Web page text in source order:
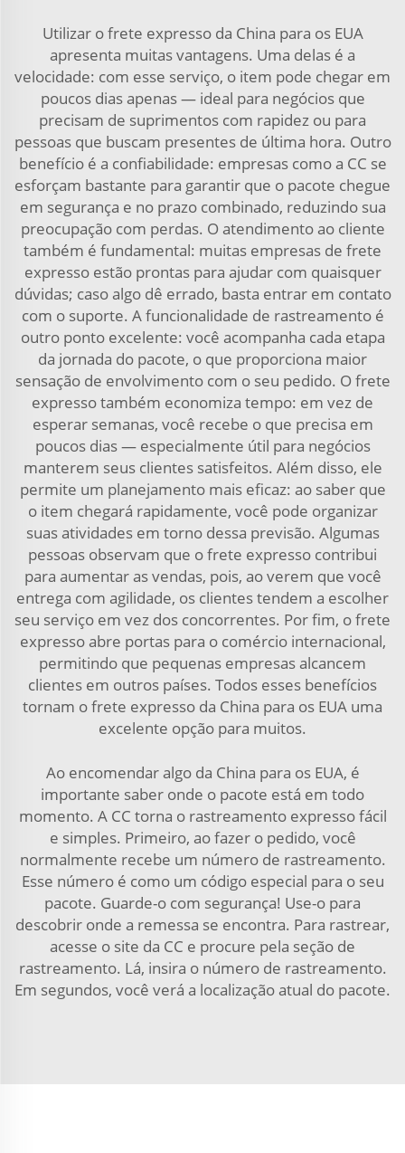
Utilizar o frete expresso da China para os EUA
apresenta muitas vantagens. Uma delas é a
velocidade: com esse serviço, o item pode chegar em
poucos dias apenas — ideal para negócios que
precisam de suprimentos com rapidez ou para
pessoas que buscam presentes de última hora. Outro
benefício é a confiabilidade: empresas como a CC se
esforçam bastante para garantir que o pacote chegue
em segurança e no prazo combinado, reduzindo sua
preocupação com perdas. O atendimento ao cliente
também é fundamental: muitas empresas de frete
expresso estão prontas para ajudar com quaisquer
dúvidas; caso algo dê errado, basta entrar em contato
com o suporte. A funcionalidade de rastreamento é
outro ponto excelente: você acompanha cada etapa
da jornada do pacote, o que proporciona maior
sensação de envolvimento com o seu pedido. O frete
expresso também economiza tempo: em vez de
esperar semanas, você recebe o que precisa em
poucos dias — especialmente útil para negócios
manterem seus clientes satisfeitos. Além disso, ele
permite um planejamento mais eficaz: ao saber que
o item chegará rapidamente, você pode organizar
suas atividades em torno dessa previsão. Algumas
pessoas observam que o frete expresso contribui
para aumentar as vendas, pois, ao verem que você
entrega com agilidade, os clientes tendem a escolher
seu serviço em vez dos concorrentes. Por fim, o frete
expresso abre portas para o comércio internacional,
permitindo que pequenas empresas alcancem
clientes em outros países. Todos esses benefícios
tornam o frete expresso da China para os EUA uma
excelente opção para muitos.
Ao encomendar algo da China para os EUA, é
importante saber onde o pacote está em todo
momento. A CC torna o rastreamento expresso fácil
e simples. Primeiro, ao fazer o pedido, você
normalmente recebe um número de rastreamento.
Esse número é como um código especial para o seu
pacote. Guarde-o com segurança! Use-o para
descobrir onde a remessa se encontra. Para rastrear,
acesse o site da CC e procure pela seção de
rastreamento. Lá, insira o número de rastreamento.
Em segundos, você verá a localização atual do pacote.